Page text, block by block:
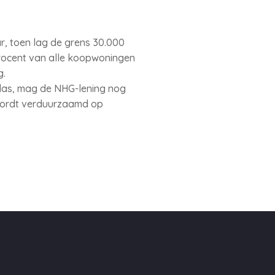
toen lag de grens 30.000
van alle koopwoningen
mag de NHG-lening nog
verduurzaamd op